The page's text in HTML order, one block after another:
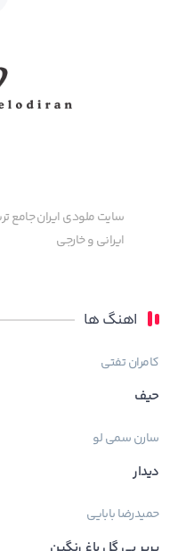
سایت ملودی ایران جامع
ایرانی و خارجی
اهنگ ها
کامران تفتی
حیف
سارنسمی لو
دیدار
حمیدرضا بابایی